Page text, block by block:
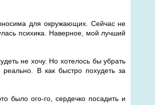
для окружающих. Сейчас не
психика. Наверное, мой лучший
не хочу. Но хотелось бы убрать
В как быстро похудеть за
было ого-го, сердечко посадить и